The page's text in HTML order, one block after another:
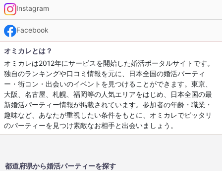
Instagram
Facebook
オミカレとは？
オミカレは2012年にサービスを開始した婚活ポータルサイトです。
独自のランキングや口コミ情報を元に、日本全国の婚活パーティ
ー・街コン・出会いのイベントを見つけることができます。東京、
大阪、名古屋、札幌、福岡等の人気エリアをはじめ、日本全国の最
新婚活パーティー情報が掲載されています。参加者の年齢・職業・
趣味など、あなたが重視したい条件をもとに、オミカレでピッタリ
のパーティーを見つけ素敵なお相手と出会いましょう。
都道府県から婚活パーティーを探す